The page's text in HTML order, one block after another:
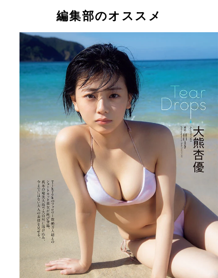
大熊杏優デジタル写真集『Tear Drops～prologue～
【デジタル限定】大熊杏優写真集『Tear Drops～
編集部のオススメ